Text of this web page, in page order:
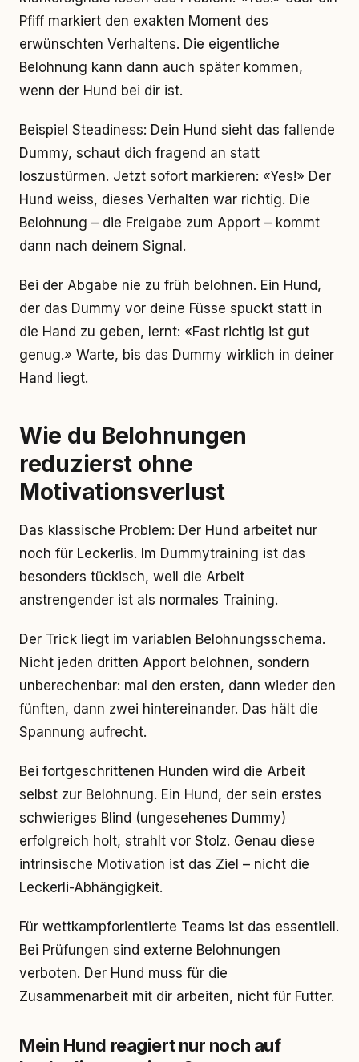
Pfiff markiert den exakten Moment des
erwünschten Verhaltens. Die eigentliche
Belohnung kann dann auch später kommen,
wenn der Hund bei dir ist.
Beispiel Steadiness: Dein Hund sieht das fallende
Dummy, schaut dich fragend an statt
loszustürmen. Jetzt sofort markieren: «Yes!» Der
Hund weiss, dieses Verhalten war richtig. Die
Belohnung – die Freigabe zum Apport – kommt
dann nach deinem Signal.
Bei der Abgabe nie zu früh belohnen. Ein Hund,
der das Dummy vor deine Füsse spuckt statt in
die Hand zu geben, lernt: «Fast richtig ist gut
genug.» Warte, bis das Dummy wirklich in deiner
Hand liegt.
Wie du Belohnungen
reduzierst ohne
Motivationsverlust
Das klassische Problem: Der Hund arbeitet nur
noch für Leckerlis. Im Dummytraining ist das
besonders tückisch, weil die Arbeit
anstrengender ist als normales Training.
Der Trick liegt im variablen Belohnungsschema.
Nicht jeden dritten Apport belohnen, sondern
unberechenbar: mal den ersten, dann wieder den
fünften, dann zwei hintereinander. Das hält die
Spannung aufrecht.
Bei fortgeschrittenen Hunden wird die Arbeit
selbst zur Belohnung. Ein Hund, der sein erstes
schwieriges Blind (ungesehenes Dummy)
erfolgreich holt, strahlt vor Stolz. Genau diese
intrinsische Motivation ist das Ziel – nicht die
Leckerli-Abhängigkeit.
Für wettkampforientierte Teams ist das essentiell.
Bei Prüfungen sind externe Belohnungen
verboten. Der Hund muss für die
Zusammenarbeit mit dir arbeiten, nicht für Futter.
Mein Hund reagiert nur noch auf